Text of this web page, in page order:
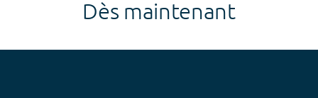
Dès maintenant